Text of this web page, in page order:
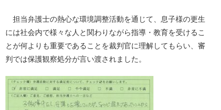
担当弁護士の熱心な環境調整活動を通じて、息子様の更生
には社会内で様々な人と関わりながら指導・教育を受けるこ
とが何よりも重要であることを裁判官に理解してもらい、審
判では保護観察処分が言い渡されました。